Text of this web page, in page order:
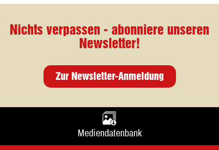
Nichts verpassen - abonniere unseren
Newsletter!
Zur Newsletter-Anmeldung
Mediendatenbank